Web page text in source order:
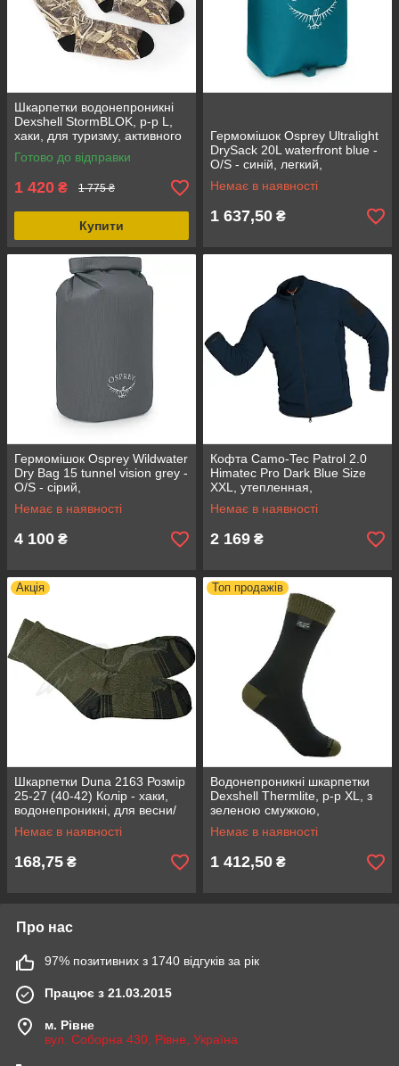
Шкарпетки водонепроникні
Dexshell StormBLOK, р-р L,
хаки, для туризму, активного
відпочинку
Готово до відправки
1 420 ₴ 1 775 ₴
Купити
Гермомішок Osprey Ultralight
DrySack 20L waterfront blue -
O/S - синій, легкий,
водонепроникний, 20 л,
Ripstop
Немає в наявності
1 637,50 ₴
Гермомішок Osprey Wildwater
Dry Bag 15 tunnel vision grey -
O/S - сірий,
водонепроникний, легкий, 15
л, для рафтингу, серфінгу
Немає в наявності
4 100 ₴
Кофта Camo-Tec Patrol 2.0
Himatec Pro Dark Blue Size
XXL, утепленная,
водоотталкивающая, фліс,
для весни-осені-зими
Немає в наявності
2 169 ₴
Акція
Шкарпетки Duna 2163 Розмір
25-27 (40-42) Колір - хаки,
водонепроникні, для весни/
осені
Немає в наявності
168,75 ₴
Топ продажів
Водонепроникні шкарпетки
Dexshell Thermlite, p-p XL, з
зеленою смужкою,
термошкарпетки для зимових
умов
Немає в наявності
1 412,50 ₴
Про нас
97% позитивних з 1740 відгуків за рік
Працює з 21.03.2015
м. Рівне
вул. Соборна 430, Рівне, Україна